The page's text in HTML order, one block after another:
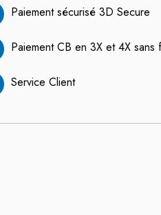
Paiement sécurisé 3D Secure
Paiement CB en 3X et 4X sans
Service Client